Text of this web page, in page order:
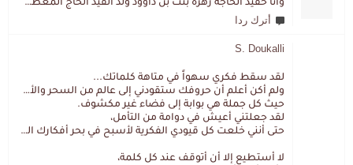
وأنا حفيد الحاجة زهرة بنت بن داوود ولد القيد الحاج المعطي المزمزي . ولا نمتلك من إرثه شيئا .
أترك ردا
S. Doukalli
لقد سقط فكري سهواً في متاهة كلماتك...
ولم أكن أعلم أن حروفك ستقودني إلى عالم من السحر والألغاز،
حيث كل جملة هي بوابة إلى فضاء غير مكشوف.
لقد جعلتني أعيش في دوامة من التأمل،
حتى أنني خلعت كل قيودي الفكرية لأسبح في بحر أفكارك العميق.
لا أستطيع إلا أن أتوقف عند كل كلمة،